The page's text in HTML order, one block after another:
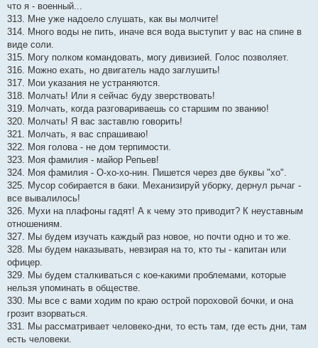
что я - военный...
313. Мне уже надоело слушать, как вы молчите!
314. Много воды не пить, иначе вся вода выступит у вас на спине в
виде соли.
315. Могу полком командовать, могу дивизией. Голос позволяет.
316. Можно ехать, но двигатель надо заглушить!
317. Мои указания не устраняются.
318. Молчать! Или я сейчас буду зверствовать!
319. Молчать, когда разговариваешь со старшим по званию!
320. Молчать! Я вас заставлю говорить!
321. Молчать, я вас спрашиваю!
322. Моя голова - не дом терпимости.
323. Моя фамилия - майор Репьев!
324. Моя фамилия - О-хо-хо-нин. Пишется через две буквы "хо".
325. Мусор собирается в баки. Механизируй уборку, дернул рычаг -
все вывалилось!
326. Мухи на плафоны гадят! А к чему это приводит? К неуставным
отношениям.
327. Мы будем изучать каждый раз новое, но почти одно и то же.
328. Мы будем наказывать, невзирая на то, кто ты - капитан или
офицер.
329. Мы будем сталкиваться с кое-какими проблемами, которые
нельзя упоминать в обществе.
330. Мы все с вами ходим по краю острой пороховой бочки, и она
грозит взорваться.
331. Мы рассматривает человеко-дни, то есть там, где есть дни, там
есть человеки.